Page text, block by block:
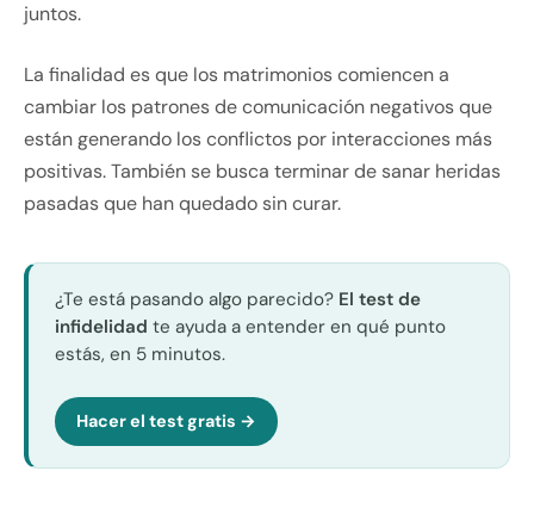
juntos.
La finalidad es que los matrimonios comiencen a
cambiar los patrones de comunicación negativos que
están generando los conflictos por interacciones más
positivas. También se busca terminar de sanar heridas
pasadas que han quedado sin curar.
¿Te está pasando algo parecido? El test de
infidelidad te ayuda a entender en qué punto
estás, en 5 minutos.
Hacer el test gratis →